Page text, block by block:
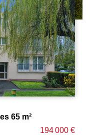
65 m²
194 000 €